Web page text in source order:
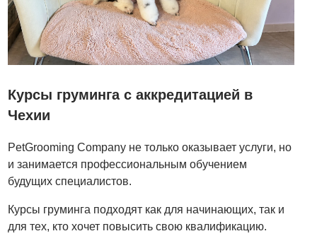
Курсы груминга с аккредитацией в
Чехии
PetGrooming Company не только оказывает услуги, но
и занимается профессиональным обучением
будущих специалистов.
Курсы груминга подходят как для начинающих, так и
для тех, кто хочет повысить свою квалификацию.